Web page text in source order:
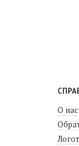
О нас